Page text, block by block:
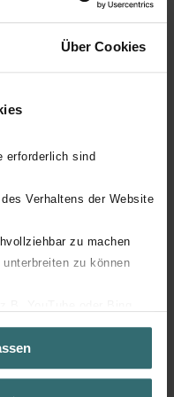
Über Cookies
erforderlich sind
Verhaltens der Website
zu machen
zu können
erhalten
der Kategorie